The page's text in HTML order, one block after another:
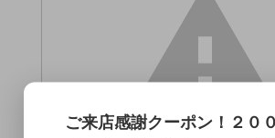
ご来店感謝クーポン！２０